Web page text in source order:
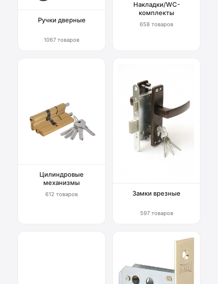
Ручки дверные
1067 товаров
Накладки/WC-
комплекты
658 товаров
Цилиндровые
механизмы
612 товаров Замки врезные
597 товаров